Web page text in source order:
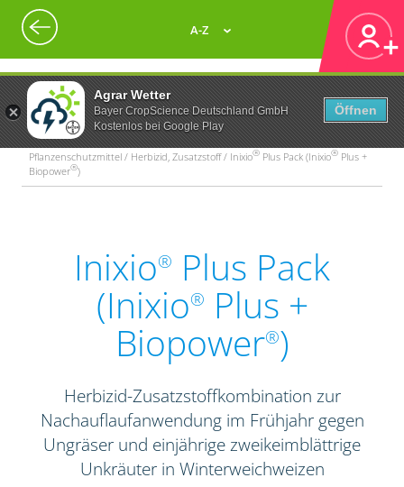
Agrar Wetter
Bayer CropScience Deutschland GmbH
Kostenlos bei Google Play
Öffnen
A-Z
Pflanzenschutzmittel / Herbizid, Zusatzstoff / Inixio® Plus Pack (Inixio® Plus +
Biopower®)
Inixio® Plus Pack
(Inixio® Plus +
Biopower®)
Herbizid-Zusatzstoffkombination zur
Nachauflaufanwendung im Frühjahr gegen
Ungräser und einjährige zweikeimblättrige
Unkräuter in Winterweichweizen